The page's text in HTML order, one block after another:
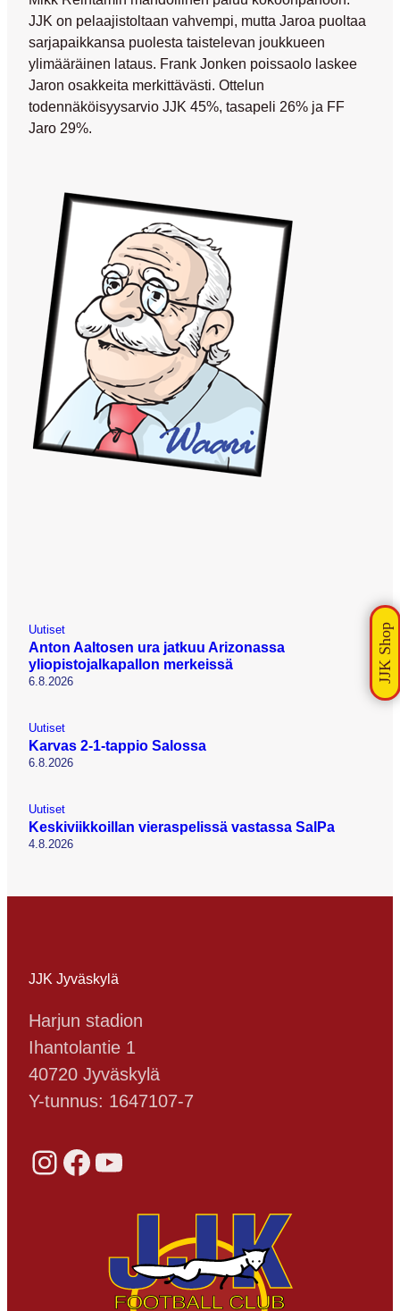
JJK on pelaajistoltaan vahvempi, mutta Jaroa puoltaa
sarjapaikkansa puolesta taistelevan joukkueen
ylimääräinen lataus. Frank Jonken poissaolo laskee
Jaron osakkeita merkittävästi. Ottelun
todennäköisyysarvio JJK 45%, tasapeli 26% ja FF
Jaro 29%.
Uutiset
Anton Aaltosen ura jatkuu Arizonassa
yliopistojalkapallon merkeissä
6.8.2026
Uutiset
Karvas 2-1-tappio Salossa
6.8.2026
Uutiset
Keskiviikkoillan vieraspelissä vastassa SalPa
4.8.2026
JJK Jyväskylä
Harjun stadion
Ihantolantie 1
40720 Jyväskylä
Y-tunnus: 1647107-7
Instagram Facebook YouTube